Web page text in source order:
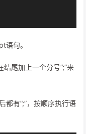
语句。
尾加上一个分号”;”来
都有”;”，按顺序执行语